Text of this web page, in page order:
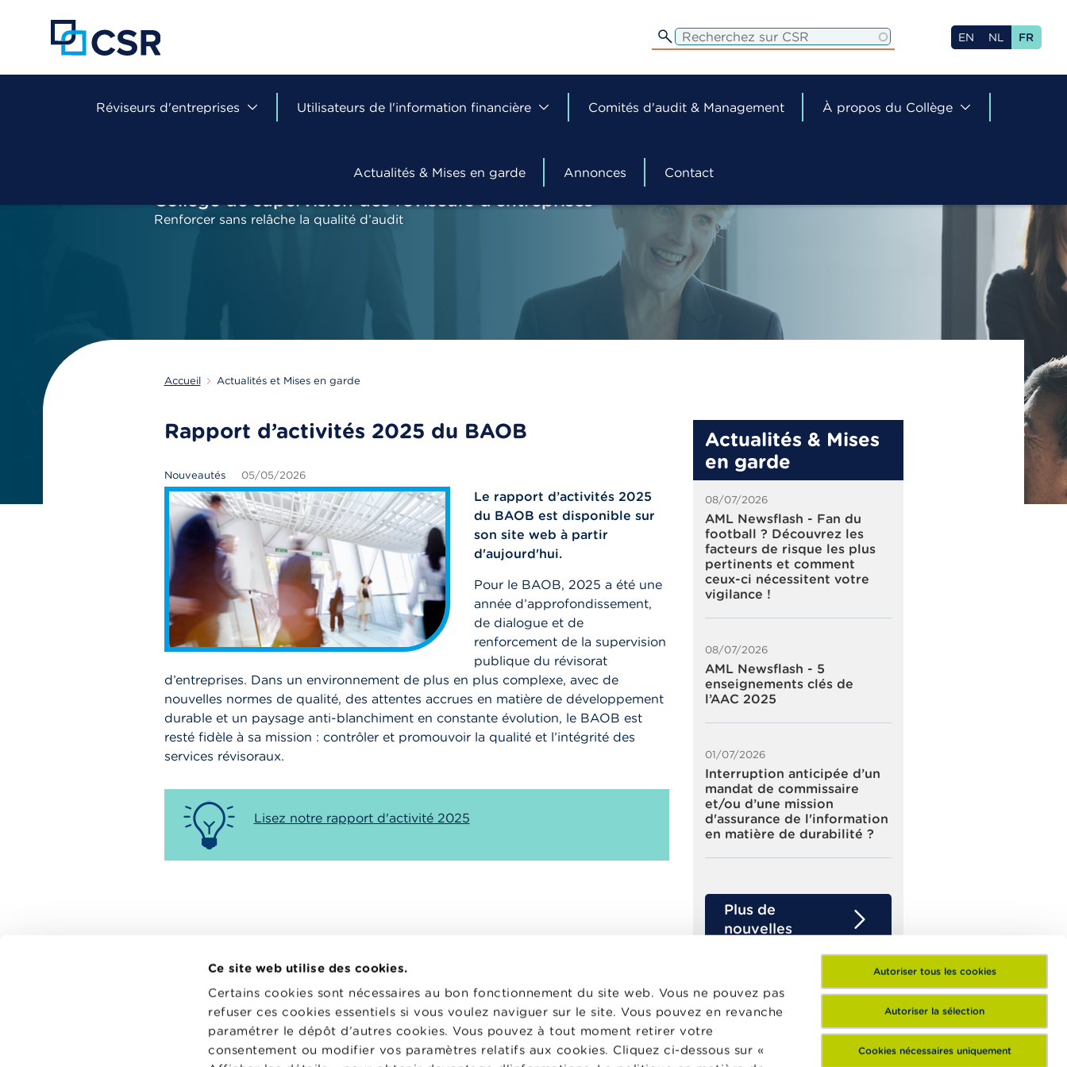
Ce site web utilise des cookies.
Certains cookies sont nécessaires au bon fonctionnement du site web. Vous ne pouvez pas
refuser ces cookies essentiels si vous voulez naviguer sur le site. Vous pouvez en revanche
paramétrer le dépôt d’autres cookies. Vous pouvez à tout moment retirer votre
consentement ou modifier vos paramètres relatifs aux cookies. Cliquez ci-dessous sur «
Autoriser tous les cookies
Autoriser la sélection
Cookies nécessaires uniquement
edit-
EN NL FR
Réviseurs d'entreprises Utilisateurs de l'information financière Comités d'audit & Management À propos du Collège
Actualités & Mises en garde Annonces Contact
Collège de supervision des réviseurs d’entreprises
Renforcer sans relâche la qualité d’audit
Accueil Actualités et Mises en garde
Rapport d’activités 2025 du BAOB
Nouveautés 05/05/2026
Le rapport d’activités 2025
du BAOB est disponible sur
son site web à partir
d'aujourd'hui.
Pour le BAOB, 2025 a été une
année d’approfondissement,
de dialogue et de
renforcement de la supervision
publique du révisorat
d’entreprises. Dans un environnement de plus en plus complexe, avec de
nouvelles normes de qualité, des attentes accrues en matière de développement
durable et un paysage anti-blanchiment en constante évolution, le BAOB est
resté fidèle à sa mission : contrôler et promouvoir la qualité et l’intégrité des
services révisoraux.
Lisez notre rapport d'activité 2025
Actualités & Mises
en garde
08/07/2026
AML Newsflash - Fan du
football ? Découvrez les
facteurs de risque les plus
pertinents et comment
ceux-ci nécessitent votre
vigilance !
08/07/2026
AML Newsflash - 5
enseignements clés de
l’AAC 2025
01/07/2026
Interruption anticipée d’un
mandat de commissaire
et/ou d’une mission
d'assurance de l'information
en matière de durabilité ?
Plus de
nouvelles
Actualités & Mises en